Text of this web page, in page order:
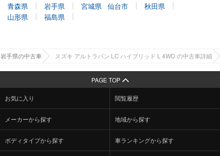
青森県
岩手県 宮城県 仙台市
秋田県
山形県
福島県
手県の中古車 スズキ アルトラパン LC ハイブリッド L 4WD の中古車詳細
PAGE TOP
お気に入り 閲覧履歴
メーカーから探す 地域から探す
ボディタイプから探す 車ランキングから探す